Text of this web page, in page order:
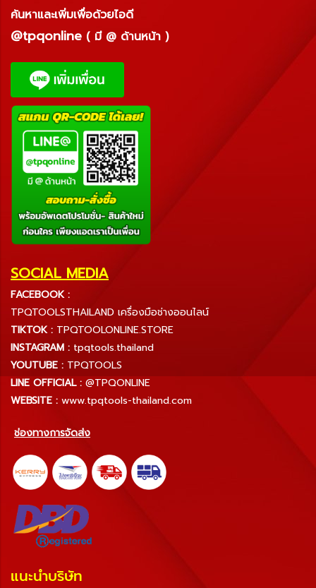
ค้นหาและเพิ่มเพื่อด้วยไอดี
@tpqonline ( มี @ ด้านหน้า )
SOCIAL MEDIA
FACEBOOK :
TPQTOOLSTHAILAND เครื่องมือช่างออนไลน์
TIKTOK : TPQTOOLONLINE.STORE
INSTAGRAM : tpqtools.thailand
YOUTUBE : TPQTOOLS
LINE OFFICIAL : @TPQONLINE
WEBSITE : www.tpqtools-thailand.com
ช่องทางการจัดส่ง
แนะนำบริษัท